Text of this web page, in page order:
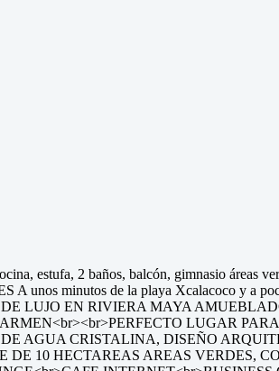
estufa, 2 baños, balcón, gimnasio
unos minutos de la playa Xcalacoco y a
LUJO EN RIVIERA MAYA
LUGAR
AGUA CRISTALINA, DISEÑO
10 HECTAREAS AREAS VERDES,